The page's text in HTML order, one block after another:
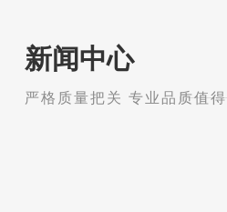
新闻中心
严格质量把关 专业品质值